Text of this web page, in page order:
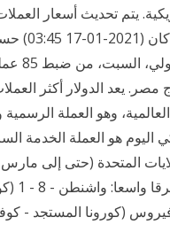
يتم تحديث أسعار
المتحدة
الوحدة
مصر. يعد الدولار أكثر
وهو العملة الرسمية
الأمريكي اليوم هو العملة